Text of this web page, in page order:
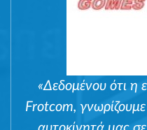
«Δεδομένου ότι η
Frotcom,